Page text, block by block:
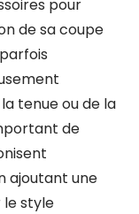
pour
de sa coupe
tenue ou de la
de
ajoutant une
le style